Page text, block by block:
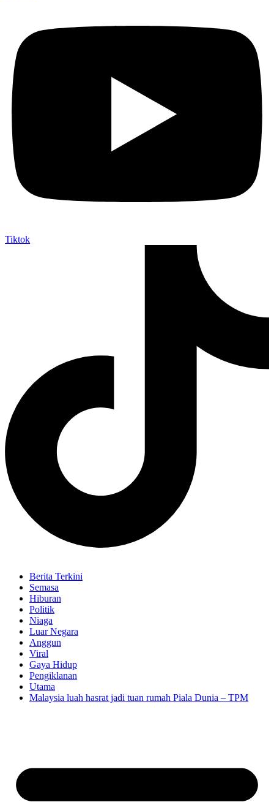
Tiktok
Berita Terkini
Semasa
Hiburan
Politik
Niaga
Luar Negara
Anggun
Viral
Gaya Hidup
Pengiklanan
Utama
Malaysia luah hasrat jadi tuan rumah Piala Dunia – TPM